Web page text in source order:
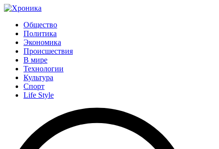
Общество
Политика
Экономика
Происшествия
В мире
Технологии
Культура
Спорт
Life Style